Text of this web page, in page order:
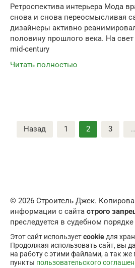
Ретроспектива интерьера Мода
снова и снова переосмысливая
дизайнеры активно
половину прошлого века. На
mid-century
Читать полностью
Пагинация
записей
Назад 1 2 3 …
© 2026 Строитель Джек.
информации с сайта строго
преследуется в судебном порядке
Этот сайт используетcookie для
Продолжая использовать сайт, вы
на работу с этими файлами, а так же
пункты пользовательского